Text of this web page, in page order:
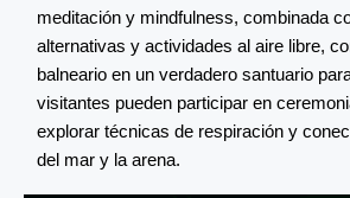
meditación y mindfulness, combinada
alternativas y actividades al aire libre,
balneario en un verdadero santuario
visitantes pueden participar en
explorar técnicas de respiración y
del mar y la arena.